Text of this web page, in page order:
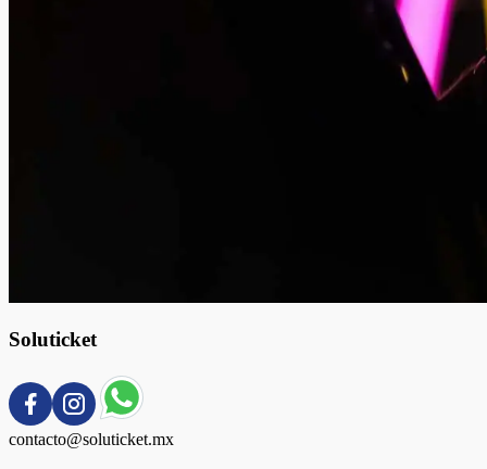
Soluticket
contacto@soluticket.mx